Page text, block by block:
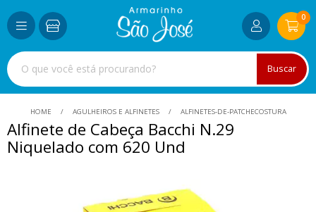
Buscar
0
HOME AGULHEIROS E ALFINETES ALFINETES-DE-PATCHECOSTURA
Alfinete de Cabeça Bacchi N.29
Niquelado com 620 Und